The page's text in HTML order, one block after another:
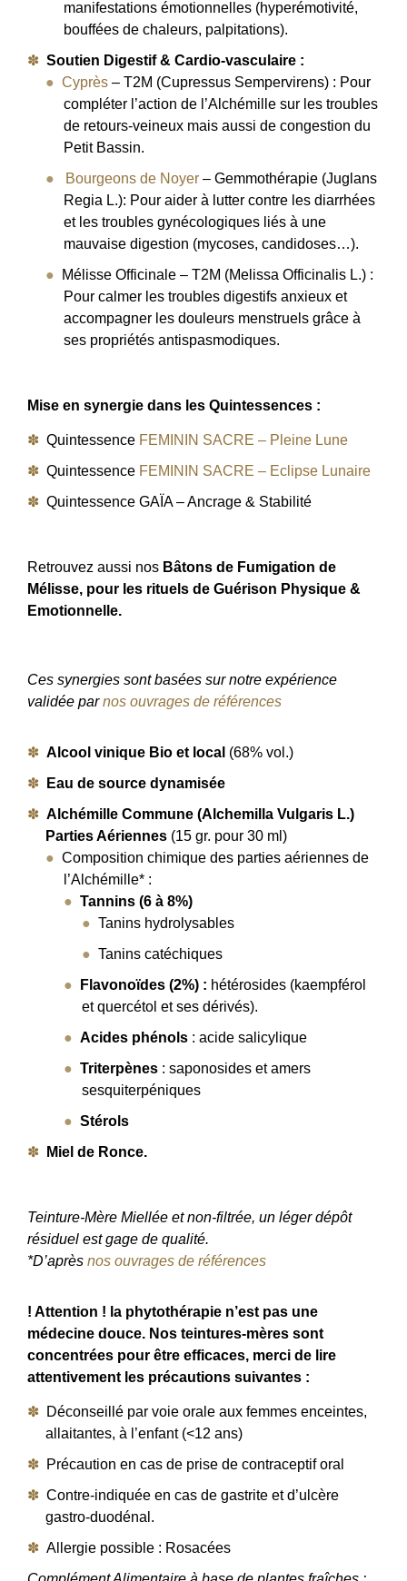
manifestations émotionnelles (hyperémotivité,
bouffées de chaleurs, palpitations).
Soutien Digestif & Cardio-vasculaire :
Cyprès – T2M (Cupressus Sempervirens) : Pour
compléter l’action de l’Alchémille sur les troubles
de retours-veineux mais aussi de congestion du
Petit Bassin.
Bourgeons de Noyer – Gemmothérapie (Juglans
Regia L.): Pour aider à lutter contre les diarrhées
et les troubles gynécologiques liés à une
mauvaise digestion (mycoses, candidoses…).
Mélisse Officinale – T2M (Melissa Officinalis L.) :
Pour calmer les troubles digestifs anxieux et
accompagner les douleurs menstruels grâce à
ses propriétés antispasmodiques.
Mise en synergie dans les Quintessences :
Quintessence FEMININ SACRE – Pleine Lune
Quintessence FEMININ SACRE – Eclipse Lunaire
Quintessence GAÏA – Ancrage & Stabilité
Retrouvez aussi nos Bâtons de Fumigation de
Mélisse, pour les rituels de Guérison Physique &
Emotionnelle.
Ces synergies sont basées sur notre expérience
validée parnos ouvrages de références
Alcool vinique Bio et local (68% vol.)
Eau de source dynamisée
Alchémille Commune (Alchemilla Vulgaris L.)
Parties Aériennes (15 gr. pour 30 ml)
Composition chimique des parties aériennes de
l’Alchémille* :
Tannins (6 à 8%)
Tanins hydrolysables
Tanins catéchiques
Flavonoïdes (2%) : hétérosides (kaempférol
et quercétol et ses dérivés).
Acides phénols : acide salicylique
Triterpènes : saponosides et amers
sesquiterpéniques
Stérols
Miel de Ronce.
Teinture-Mère Miellée et non-filtrée, un léger dépôt
résiduel est gage de qualité.
*D’après nos ouvrages de références
! Attention ! la phytothérapie n’est pas une
médecine douce. Nos teintures-mères sont
concentrées pour être efficaces, merci de lire
attentivement les précautions suivantes :
Déconseillé par voie orale aux femmes enceintes,
allaitantes, à l’enfant (<12 ans)
Précaution en cas de prise de contraceptif oral
Contre-indiquée en cas de gastrite et d’ulcère
gastro-duodénal.
Allergie possible : Rosacées